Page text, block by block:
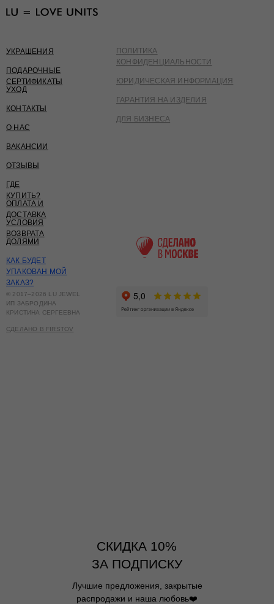
ПОЛИТИКА
КОНФИДЕНЦИАЛЬНОСТИ
ЮРИДИЧЕСКАЯ ИНФОРМАЦИЯ
ГАРАНТИЯ НА ИЗДЕЛИЯ
ДЛЯ БИЗНЕСА
© 2017–2026 LU JEWEL
ИП ЗАБРОДИНА
КРИСТИНА СЕРГЕЕВНА
СДЕЛАНО В FIRSTOV
УКРАШЕНИЯ
ПОДАРОЧНЫЕ
СЕРТИФИКАТЫ
КОНТАКТЫ
О НАС
ОПЛАТА И
ДОСТАВКА
УСЛОВИЯ
ВОЗВРАТА
УХОД
ОТЗЫВЫ
ГДЕ
КУПИТЬ?
КАК БУДЕТ
УПАКОВАН МОЙ
ЗАКАЗ?
ВАКАНСИИ
ДОЛЯМИ
СКИДКА 10%
ЗА ПОДПИСКУ
Лучшие предложения, закрытые
распродажи и наша любовь❤️